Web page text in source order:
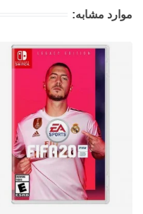
موارد مشابه: